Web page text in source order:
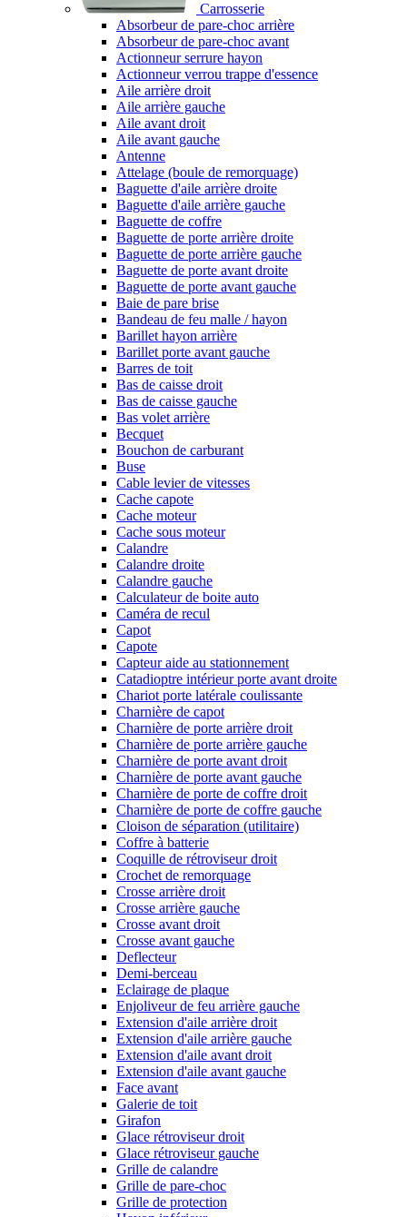
Carrosserie
Absorbeur de pare-choc arrière
Absorbeur de pare-choc avant
Actionneur serrure hayon
Actionneur verrou trappe d'essence
Aile arrière droit
Aile arrière gauche
Aile avant droit
Aile avant gauche
Antenne
Attelage (boule de remorquage)
Baguette d'aile arrière droite
Baguette d'aile arrière gauche
Baguette de coffre
Baguette de porte arrière droite
Baguette de porte arrière gauche
Baguette de porte avant droite
Baguette de porte avant gauche
Baie de pare brise
Bandeau de feu malle / hayon
Barillet hayon arrière
Barillet porte avant gauche
Barres de toit
Bas de caisse droit
Bas de caisse gauche
Bas volet arrière
Becquet
Bouchon de carburant
Buse
Cable levier de vitesses
Cache capote
Cache moteur
Cache sous moteur
Calandre
Calandre droite
Calandre gauche
Calculateur de boite auto
Caméra de recul
Capot
Capote
Capteur aide au stationnement
Catadioptre intérieur porte avant droite
Chariot porte latérale coulissante
Charnière de capot
Charnière de porte arrière droit
Charnière de porte arrière gauche
Charnière de porte avant droit
Charnière de porte avant gauche
Charnière de porte de coffre droit
Charnière de porte de coffre gauche
Cloison de séparation (utilitaire)
Coffre à batterie
Coquille de rétroviseur droit
Crochet de remorquage
Crosse arrière droit
Crosse arrière gauche
Crosse avant droit
Crosse avant gauche
Deflecteur
Demi-berceau
Eclairage de plaque
Enjoliveur de feu arrière gauche
Extension d'aile arrière droit
Extension d'aile arrière gauche
Extension d'aile avant droit
Extension d'aile avant gauche
Face avant
Galerie de toit
Girafon
Glace rétroviseur droit
Glace rétroviseur gauche
Grille de calandre
Grille de pare-choc
Grille de protection